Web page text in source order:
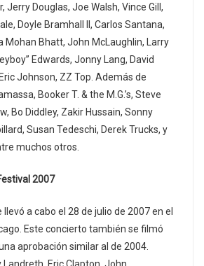
Jerry Douglas, Joe Walsh, Vince Gill,
Doyle Bramhall II, Carlos Santana,
Mohan Bhatt, John McLaughlin, Larry
Edwards, Jonny Lang, David
Johnson, ZZ Top. Además de
Booker T. & the M.G.’s, Steve
Bo Diddley, Zakir Hussain, Sonny
Susan Tedeschi, Derek Trucks, y
muchos otros.
2007
a cabo el 28 de julio de 2007 en el
Este concierto también se filmó
aprobación similar al de 2004.
Eric Clapton, John